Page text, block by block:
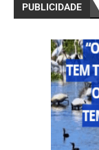
PUBLICIDADE